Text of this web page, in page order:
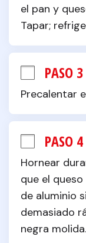
el pan y
Tapar;
PASO 3
Precalentar
PASO 4
Hornear
que el
de aluminio
demasiado
negra molida.